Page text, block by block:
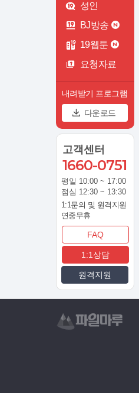
성인
BJ방송
19웹툰
요청자료
내려받기 프로그램
다운로드
고객센터
1660-0751
평일 10:00 ~ 17:00
점심 12:30 ~ 13:30
1:1문의 및 원격지원
연중무휴
FAQ
1:1상담
원격지원